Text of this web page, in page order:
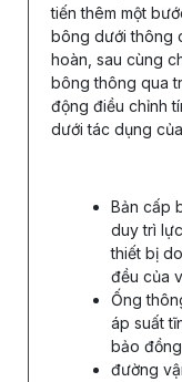
tiến thêm một
bông dưới thông
hoàn, sau cùng
bông thông qua
động điều chỉnh
dưới tác dụng
Bản cấp
duy trì
thiết bị
đều của
Ống
áp suất
bảo
đường